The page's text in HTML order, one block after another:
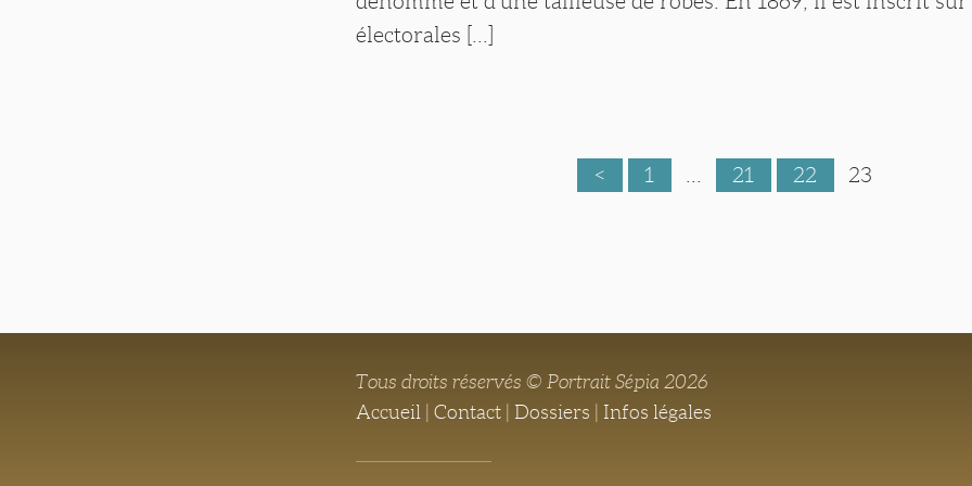
électorales [...]
< 1 21 22 23
Tous droits réservés © Portrait Sépia 2026
Accueil
|Contact Dossiers Infos légales